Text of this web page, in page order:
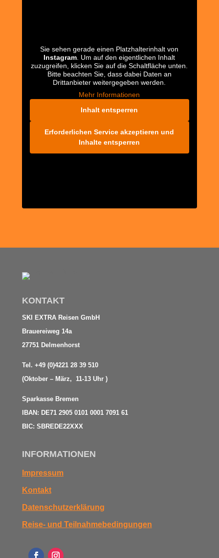
Sie sehen gerade einen Platzhalterinhalt von
Instagram . Um auf den eigentlichen Inhalt
zuzugreifen, klicken Sie auf die Schaltfläche unten.
Bitte beachten Sie, dass dabei Daten an
Drittanbieter weitergegeben werden.
Mehr Informationen
Inhalt entsperren
Erforderlichen Service akzeptieren und
Inhalte entsperren
KONTAKT
SKI EXTRA Reisen GmbH
Brauereiweg 14a
27751 Delmenhorst
Tel. +49 (0)4221 28 39 510
(Oktober – März, 11-13 Uhr )
Sparkasse Bremen
IBAN: DE71 2905 0101 0001 7091 61
BIC: SBREDE22XXX
INFORMATIONEN
Impressum
Kontakt
Datenschutzerklärung
Reise- und Teilnahmebedingungen